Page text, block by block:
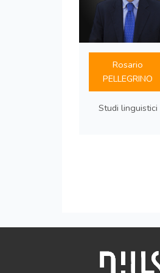
Rosario
PELLEGRINO
Studi linguistici